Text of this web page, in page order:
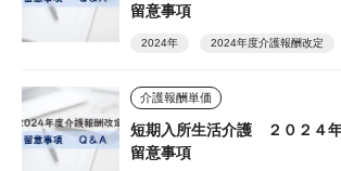
留意事項
2024年 2024年度介護報酬改定
介護報酬単価
短期入所生活介護 ２０２４
留意事項